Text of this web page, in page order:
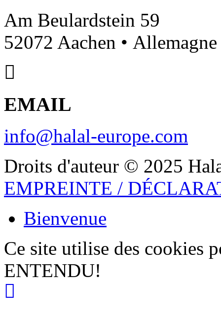
Am Beulardstein 59
52072 Aachen • Allemagne
EMAIL
info@halal-europe.com
Droits d'auteur © 2025
EMPREINTE /
Bienvenue
Ce site utilise des cookies
ENTENDU!